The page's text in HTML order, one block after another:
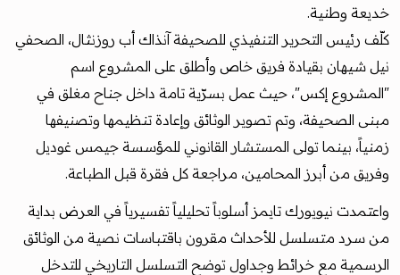
خديعة وطنية.
كلّف رئيس التحرير التنفيذي للصحيفة آنذاك أب روزنثال، الصحفي
نيل شيهان بقيادة فريق خاص وأطلق على المشروع اسم
"المشروع إكس"، حيث عمل بسرّية تامة داخل جناح مغلق في
مبنى الصحيفة، وتم تصوير الوثائق وإعادة تنظيمها وتصنيفها
زمنياً، بينما تولى المستشار القانوني للمؤسسة جيمس غوديل
وفريق من أبرز المحامين، مراجعة كل فقرة قبل الطباعة.
واعتمدت نيويورك تايمز أسلوباً تحليلياً تفسيرياً في العرض بداية
من سرد متسلسل للأحداث مقرون باقتباسات نصية من الوثائق
الرسمية مع خرائط وجداول توضح التسلسل التاريخي للتدخل